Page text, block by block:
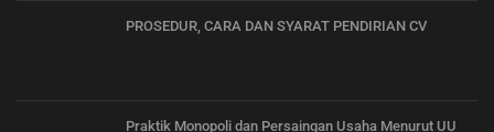
PROSEDUR, CARA DAN SYARAT PENDIRIAN CV
Praktik Monopoli dan Persaingan Usaha Menurut UU